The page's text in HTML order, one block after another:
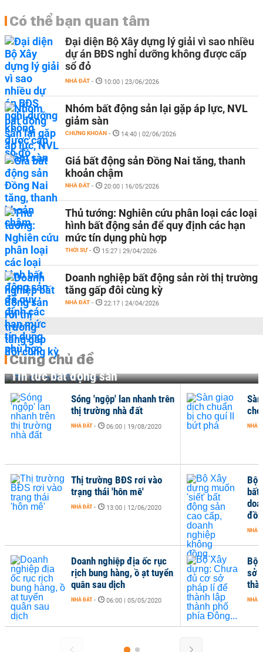
Có thể bạn quan tâm
Đại diện Bộ Xây dựng lý giải vì sao nhiều
dự án BĐS nghỉ dưỡng không được cấp
sổ đỏ
NHÀ ĐẤT - 10:00 | 23/06/2026
Nhóm bất động sản lại gặp áp lực, NVL
giảm sàn
CHỨNG KHOÁN - 14:40 | 02/06/2026
Giá bất động sản Đồng Nai tăng, thanh
khoản chậm
NHÀ ĐẤT - 20:00 | 16/05/2026
Thủ tướng: Nghiên cứu phân loại các loại
hình bất động sản để quy định các hạn
mức tín dụng phù hợp
THỜI SỰ - 15:27 | 29/04/2026
Doanh nghiệp bất động sản rời thị trường
tăng gấp đôi cùng kỳ
NHÀ ĐẤT - 22:17 | 24/04/2026
Cùng chủ đề
Tin tức bất động sản
Sóng 'ngộp' lan nhanh trên
thị trường nhà đất
NHÀ ĐẤT - 06:00 | 19/08/2020
Thị trường BĐS rơi vào
trạng thái 'hôn mê'
NHÀ ĐẤT - 13:00 | 12/06/2020
Doanh nghiệp địa ốc rục
rịch bung hàng, ồ ạt tuyển
quân sau dịch
NHÀ ĐẤT - 06:00 | 05/05/2020
NHÀ
Bộ
bất
NHÀ
Bộ
sở
NHÀ